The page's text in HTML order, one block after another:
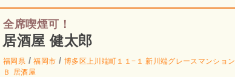
全席喫煙可！
居酒屋 健太郎
福岡県 /福岡市 / 博多区上川端町１１−１ 新川端グレースマンション
Ｂ
居酒屋